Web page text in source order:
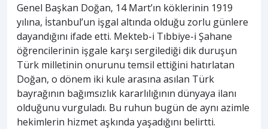
Genel Başkan Doğan, 14 Mart’ın köklerinin 1919
yılına, İstanbul’un işgal altında olduğu zorlu günlere
dayandığını ifade etti. Mekteb-i Tıbbiye-i Şahane
öğrencilerinin işgale karşı sergilediği dik duruşun
Türk milletinin onurunu temsil ettiğini hatırlatan
Doğan, o dönem iki kule arasına asılan Türk
bayrağının bağımsızlık kararlılığının dünyaya ilanı
olduğunu vurguladı. Bu ruhun bugün de aynı azimle
hekimlerin hizmet aşkında yaşadığını belirtti.